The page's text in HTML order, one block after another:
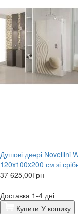
Душові двері Novellini
120x100x200 см зі
37 625,00Грн
Доставка 1-4 дні
Купити У кошику